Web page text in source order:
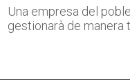
Una empresa del
gestionarà de manera